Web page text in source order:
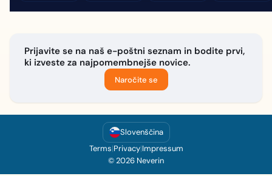
Prijavite se na naš e-poštni seznam in bodite prvi,
ki izveste za najpomembnejše novice.
Naročite se
Slovenščina
Terms|Privacy|Impressum
© 2026 Neverin